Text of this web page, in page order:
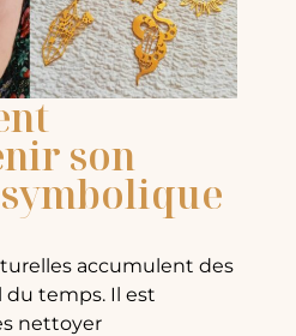
son
accumulent des
du temps. Il est
nettoyer